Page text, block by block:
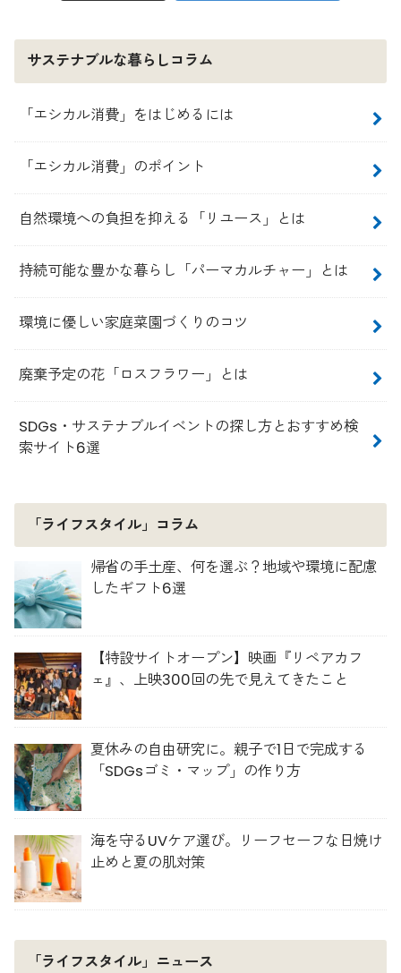
サステナブルな暮らしコラム
「エシカル消費」をはじめるには
「エシカル消費」のポイント
自然環境への負担を抑える「リユース」とは
持続可能な豊かな暮らし「パーマカルチャー」とは
環境に優しい家庭菜園づくりのコツ
廃棄予定の花「ロスフラワー」とは
SDGs・サステナブルイベントの探し方とおすすめ検
索サイト6選
「ライフスタイル」コラム
帰省の手土産、何を選ぶ？地域や環境に配慮
したギフト6選
【特設サイトオープン】映画『リペアカフ
ェ』、上映300回の先で見えてきたこと
夏休みの自由研究に。親子で1日で完成する
「SDGsゴミ・マップ」の作り方
海を守るUVケア選び。リーフセーフな日焼け
止めと夏の肌対策
「ライフスタイル」ニュース